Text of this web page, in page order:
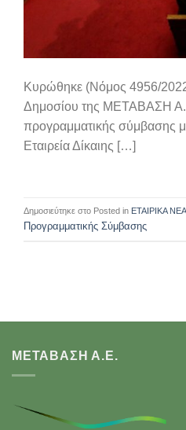
Κυρώθηκε (Νόμος 4956/
Δημοσίου της ΜΕΤΑΒΑΣΗ
προγραμματικής σύμβασης
Εταιρεία Δίκαιης […]
Posted in ΕΤΑΙΡΙΚΑ ΝΕΑ
Προγραμματικής Σύμβασης
ΜΕΤΑΒΑΣΗ Α.Ε.